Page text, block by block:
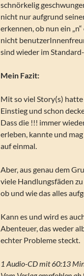
schnörkelig
nicht nur aufgrund
erkennen, ob nun ein
nicht
sind wieder im
Mein Fazit:
Mit so viel Story(s)
Einstieg und schon
Dass die !!! immer
erleben, kannte und
auf einmal.
Aber, aus genau dem
viele Handlungsfäden
ob und wie das alles
Kann es und wird es
Abenteuer, das weder
echter Probleme steckt.
1 Audio-CD mit 60:13